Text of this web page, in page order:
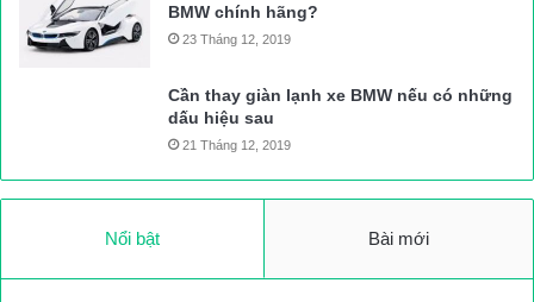
BMW chính hãng?
23 Tháng 12, 2019
Cần thay giàn lạnh xe BMW nếu có những
dấu hiệu sau
21 Tháng 12, 2019
Nổi bật Bài mới